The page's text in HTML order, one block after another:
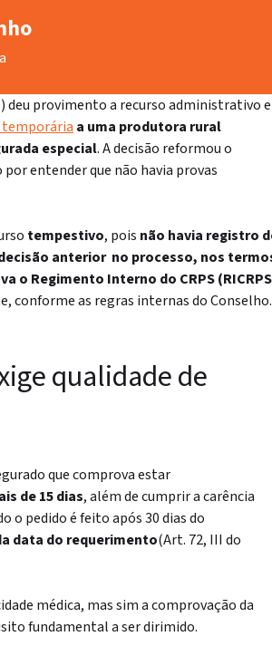
deu provimento a recurso administrativo e
temporária a uma produtora rural
especial. A decisão reformou o
entender que não havia provas
tempestivo, pois não havia registro
anterior no processo, nos
o Regimento Interno do CRPS
conforme as regras internas do Conselho.
qualidade de
que comprova estar
de 15 dias, além de cumprir a carência
o pedido é feito após 30 dias do
data do requerimento(Art. 72, III do
médica, mas sim a comprovação da
fundamental a ser dirimido.